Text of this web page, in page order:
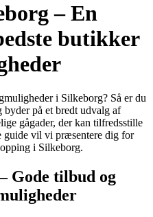
– En
butikker
i Silkeborg? Så er du
på et bredt udvalg af
gågader, der kan tilfredsstille
guide vil vi præsentere dig for
i Silkeborg.
Gode tilbud og